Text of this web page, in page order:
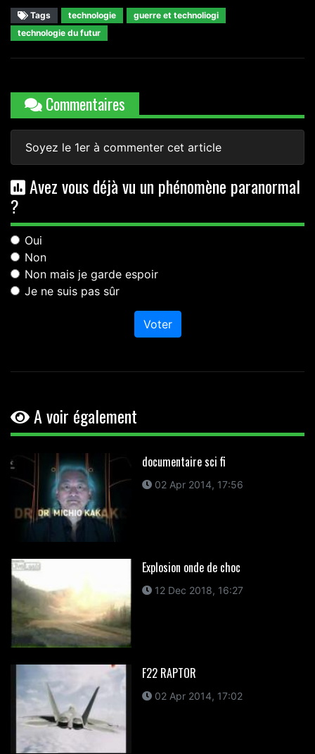
Tags technologie
guerre et technoliogi
technologie du futur
Commentaires
Soyez le 1er à commenter cet article
Avez vous déjà vu un phénomène paranormal
?
Oui
Non
Non mais je garde espoir
Je ne suis pas sûr
Voter
A voir également
documentaire sci fi
02 Apr 2014, 17:56
Explosion onde de choc
12 Dec 2018, 16:27
F22 RAPTOR
02 Apr 2014, 17:02